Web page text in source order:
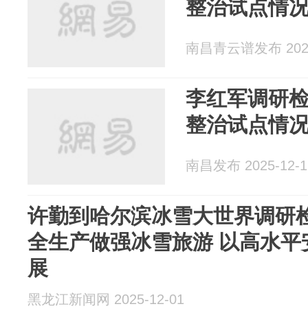
整治试点情
南昌青云谱发布
李红军调研
整治试点情
南昌发布 2025-12-
许勤到哈尔滨冰雪大世界调研
全生产做强冰雪旅游 以高水
展
黑龙江新闻网 2025-12-01